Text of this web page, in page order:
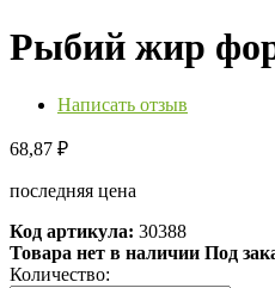
Рыбий жир
Написать отзыв
68,87 ₽
последняя цена
Код артикула: 30388
Товара нет в наличии Под
Количество: